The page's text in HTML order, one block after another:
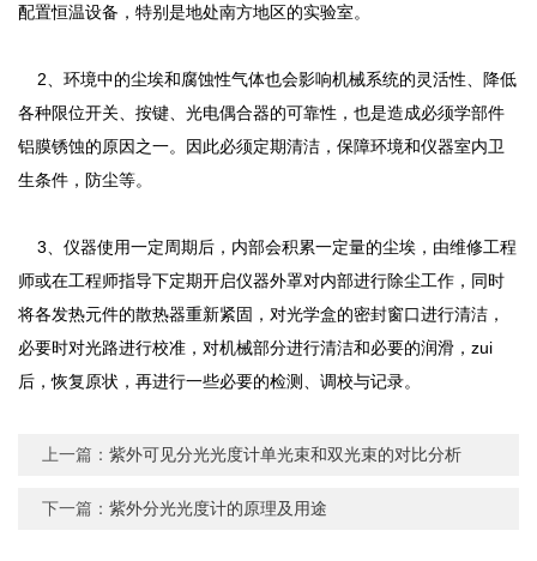
配置恒温设备，特别是地处南方地区的实验室。
2、环境中的尘埃和腐蚀性气体也会影响机械系统的灵活性、降低
各种限位开关、按键、光电偶合器的可靠性，也是造成必须学部件
铝膜锈蚀的原因之一。因此必须定期清洁，保障环境和仪器室内卫
生条件，防尘等。
3、仪器使用一定周期后，内部会积累一定量的尘埃，由维修工程
师或在工程师指导下定期开启仪器外罩对内部进行除尘工作，同时
将各发热元件的散热器重新紧固，对光学盒的密封窗口进行清洁，
必要时对光路进行校准，对机械部分进行清洁和必要的润滑，zui
后，恢复原状，再进行一些必要的检测、调校与记录。
上一篇：紫外可见分光光度计单光束和双光束的对比分析
下一篇：紫外分光光度计的原理及用途